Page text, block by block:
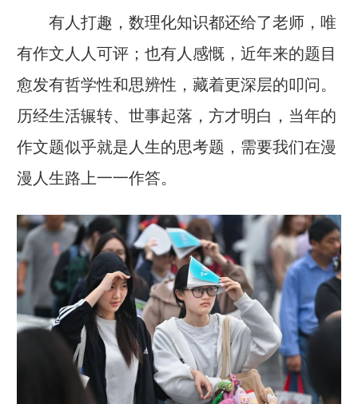
有人打趣，数理化知识都还给了老师，唯
有作文人人可评；也有人感慨，近年来的题目
愈发有哲学性和思辨性，藏着更深层的叩问。
历经生活辗转、世事起落，方才明白，当年的
作文题似乎就是人生的思考题，需要我们在漫
漫人生路上一一作答。